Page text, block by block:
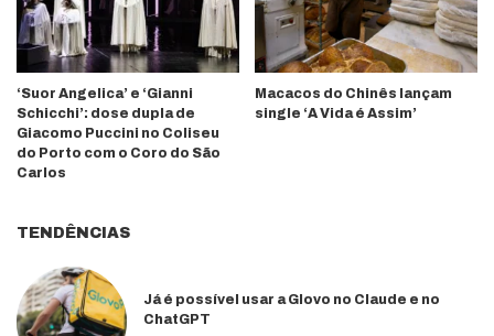
‘Suor Angelica’ e ‘Gianni
Schicchi’: dose dupla de
Giacomo Puccini no Coliseu
do Porto com o Coro do São
Carlos
Macacos do Chinês lançam
single ‘A Vida é Assim’
TENDÊNCIAS
Já é possível usar a Glovo no Claude e no
ChatGPT